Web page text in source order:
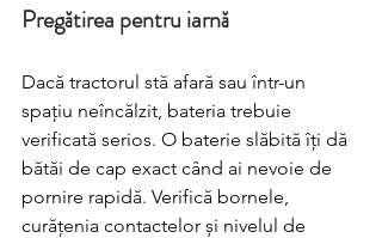
Pregătirea pentru iarnă
Dacă tractorul stă afară sau într-un
spațiu neîncălzit, bateria trebuie
verificată serios. O baterie slăbită îți dă
bătăi de cap exact când ai nevoie de
pornire rapidă. Verifică bornele,
curățenia contactelor și nivelul de